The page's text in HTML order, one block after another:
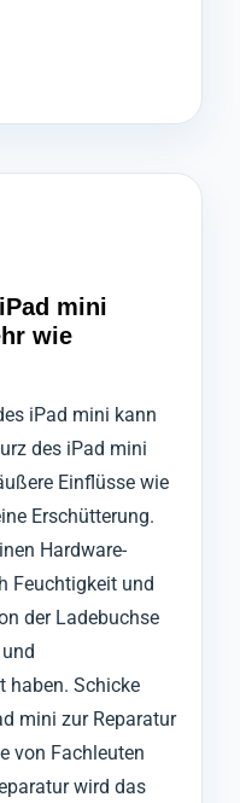
mini
wie
iPad mini kann
des iPad mini
Einflüsse wie
Erschütterung.
Hardware-
Feuchtigkeit und
der Ladebuchse
haben. Schicke
mini zur Reparatur
von Fachleuten
wird das